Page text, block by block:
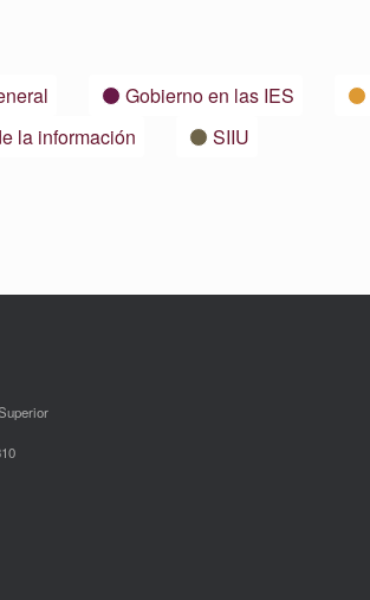
Gobierno en las IES
la información
SIIU